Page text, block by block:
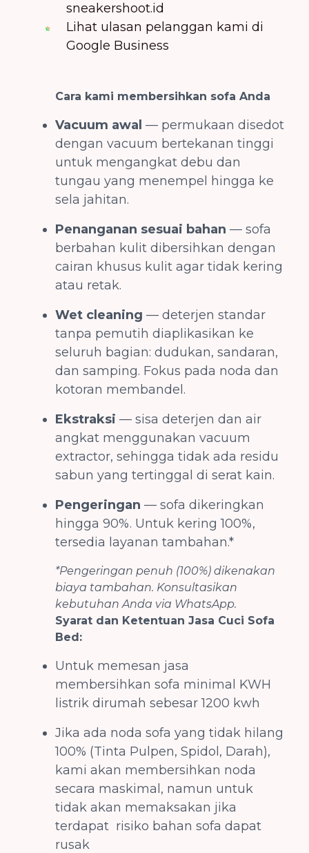
sneakershoot.id
Lihat ulasan pelanggan kami di
Google Business
Cara kami membersihkan sofa Anda
Vacuum awal — permukaan disedot
dengan vacuum bertekanan tinggi
untuk mengangkat debu dan
tungau yang menempel hingga ke
sela jahitan.
Penanganan sesuai bahan — sofa
berbahan kulit dibersihkan dengan
cairan khusus kulit agar tidak kering
atau retak.
Wet cleaning — deterjen standar
tanpa pemutih diaplikasikan ke
seluruh bagian: dudukan, sandaran,
dan samping. Fokus pada noda dan
kotoran membandel.
Ekstraksi — sisa deterjen dan air
angkat menggunakan vacuum
extractor, sehingga tidak ada residu
sabun yang tertinggal di serat kain.
Pengeringan — sofa dikeringkan
hingga 90%. Untuk kering 100%,
tersedia layanan tambahan.*
*Pengeringan penuh (100%) dikenakan
biaya tambahan. Konsultasikan
kebutuhan Anda via WhatsApp.
Syarat dan Ketentuan Jasa Cuci Sofa
Bed:
Untuk memesan jasa
membersihkan sofa minimal KWH
listrik dirumah sebesar 1200 kwh
Jika ada noda sofa yang tidak hilang
100% (Tinta Pulpen, Spidol, Darah),
kami akan membersihkan noda
secara maskimal, namun untuk
tidak akan memaksakan jika
terdapat risiko bahan sofa dapat
rusak